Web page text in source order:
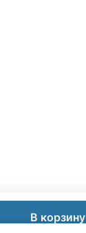
В корзину